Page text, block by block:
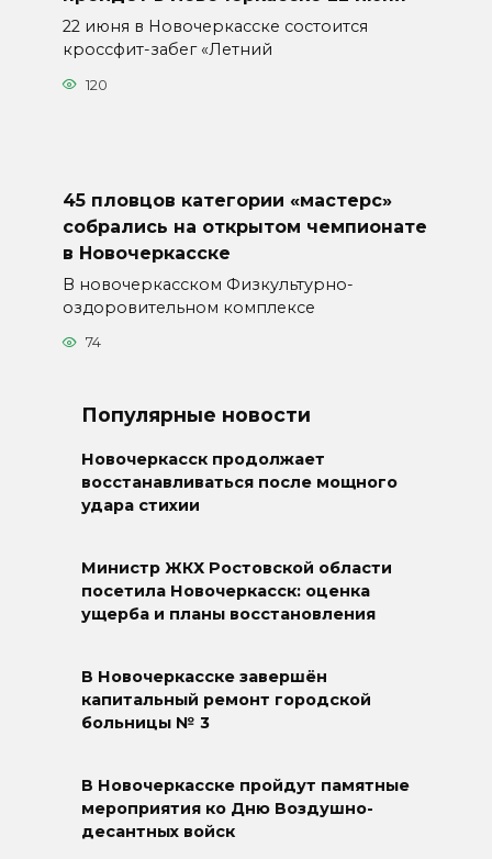
22 июня в Новочеркасске состоится
кроссфит-забег «Летний
120
45 пловцов категории «мастерс»
собрались на открытом чемпионате
в Новочеркасске
В новочеркасском Физкультурно-
оздоровительном комплексе
74
Популярные новости
Новочеркасск продолжает
восстанавливаться после мощного
удара стихии
Министр ЖКХ Ростовской области
посетила Новочеркасск: оценка
ущерба и планы восстановления
В Новочеркасске завершён
капитальный ремонт городской
больницы № 3
В Новочеркасске пройдут памятные
мероприятия ко Дню Воздушно-
десантных войск